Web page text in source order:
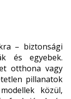
– biztonsági
és egyebek.
otthona vagy
pillanatok
közül,